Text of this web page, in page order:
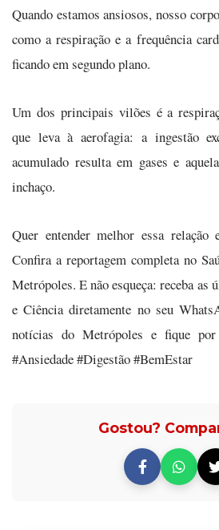
Quando estamos ansiosos, nosso
como a respiração e a frequência
ficando em segundo plano.
Um dos principais vilões é a
que leva à aerofagia: a ingestão
acumulado resulta em gases e
inchaço.
Quer entender melhor essa relação
Confira a reportagem completa no
Metrópoles. E não esqueça: receba as
e Ciência diretamente no seu
notícias do Metrópoles e fique por
#Ansiedade #Digestão #BemEstar
Gostou?